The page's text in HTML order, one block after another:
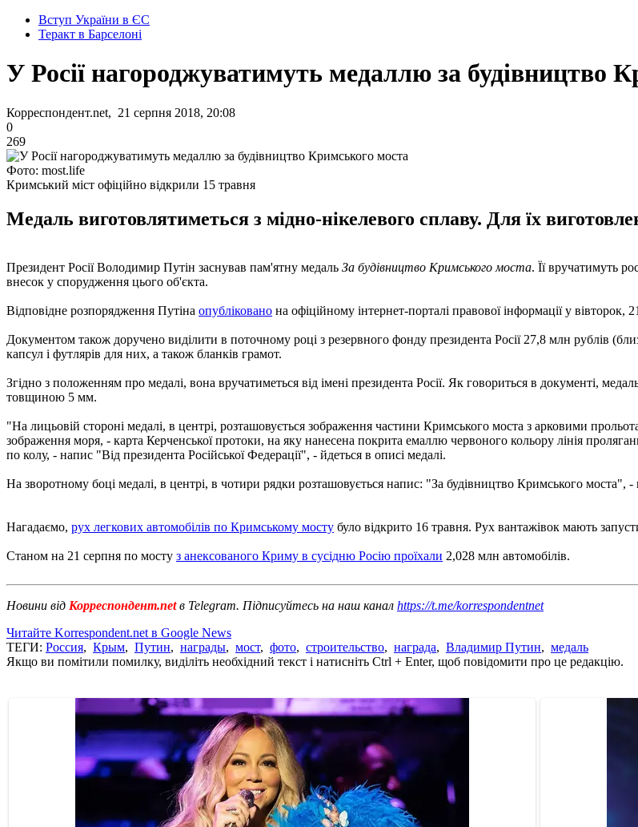
Вступ України в ЄС
Теракт в Барселоні
У Росії нагороджуватимуть медаллю за будівництво
Корреспондент.net, 21 серпня 2018, 20:08
0
269
Фото: most.life
Кримський міст офіційно відкрили 15 травня
Медаль виготовлятиметься з мідно-нікелевого сплаву. Для їх
Президент Росії Володимир Путін заснував пам'ятну медаль За будівництво Кримського моста. Її вручатимуть
внесок у спорудження цього об'єкта.
Відповідне розпорядження Путіна опубліковано на офіційному інтернет-порталі правової інформації у вівторок,
Документом також доручено виділити в поточному році з резервного фонду президента Росії 27,8 млн рублів
капсул і футлярів для них, а також бланків грамот.
Згідно з положенням про медалі, вона вручатиметься від імені президента Росії. Як говориться в документі,
товщиною 5 мм.
"На лицьовій стороні медалі, в центрі, розташовується зображення частини Кримського моста з арковими
зображення моря, - карта Керченської протоки, на яку нанесена покрита емаллю червоного кольору лінія
по колу, - напис "Від президента Російської Федерації", - йдеться в описі медалі.
На зворотному боці медалі, в центрі, в чотири рядки розташовується напис: "За будівництво Кримського моста",
Нагадаємо, рух легкових автомобілів по Кримському мосту було відкрито 16 травня. Рух вантажівок мають
Станом на 21 серпня по мосту з анексованого Криму в сусідню Росію проїхали 2,028 млн автомобілів.
Новини від Корреспондент.netв Telegram. Підписуйтесь на наш канал https://t.me/korrespondentnet
Читайте Korrespondent.net в Google News
ТЕГИ: Россия, Крым, Путин, награды, мост, фото, строительство, награда, Владимир Путин, медаль
Якщо ви помітили помилку, виділіть необхідний текст і натисніть Ctrl + Enter, щоб повідомити про це редакцію.